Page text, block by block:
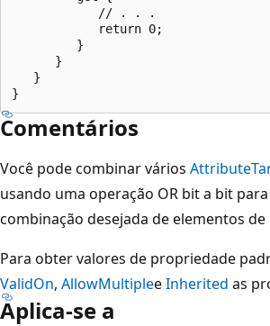
            // . . .
            return 0;
         }
      }
   }
Comentários
Você pode combinar vários
usando uma operação OR bit a bit
combinação desejada de elementos
Para obter valores de propriedade
ValidOn, AllowMultipleeInherited as
Aplica-se a